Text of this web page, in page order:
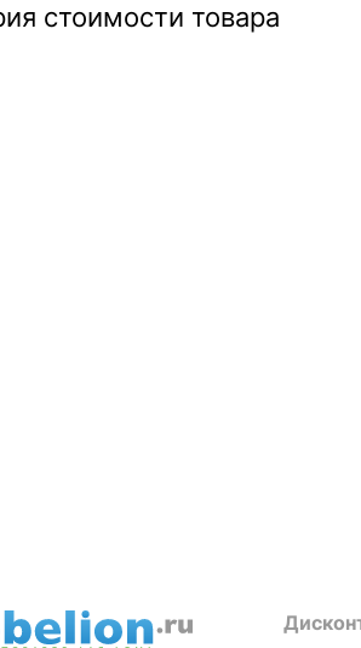
стоимости товара